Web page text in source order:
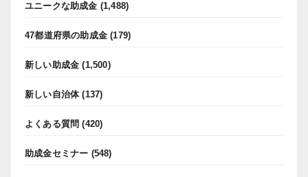
ユニークな助成金 (1,488)
47都道府県の助成金 (179)
新しい助成金 (1,500)
新しい自治体(137)
よくある質問 (420)
助成金セミナー (548)